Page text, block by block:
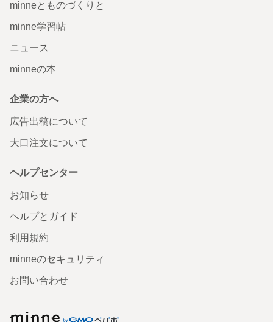
minneとものづくりと
minne学習帖
ニュース
minneの本
企業の方へ
広告出稿について
大口注文について
ヘルプセンター
お知らせ
ヘルプとガイド
利用規約
minneのセキュリティ
お問い合わせ